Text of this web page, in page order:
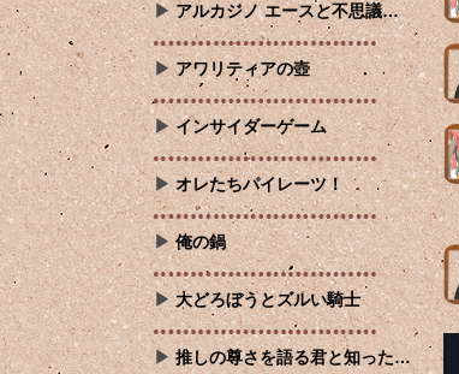
アルカジノ エースと不思議…
アワリティアの壺
インサイダーゲーム
オレたちパイレーツ！
俺の鍋
大どろぼうとズルい騎士
推しの尊さを語る君と知った…